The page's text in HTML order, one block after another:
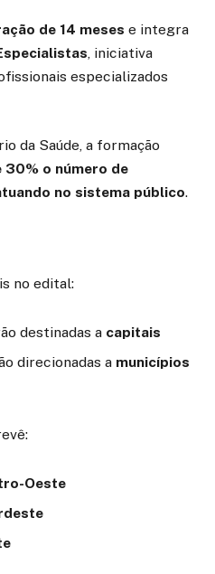
de 14 meses e integra
, iniciativa
especializados
da Saúde, a formação
30% o número de
no sistema público.
no edital:
destinadas a capitais
direcionadas a municípios
Oeste